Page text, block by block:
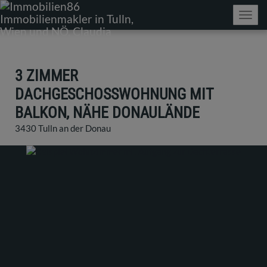
3 ZIMMER
DACHGESCHOSSWOHNUNG MIT
BALKON, NÄHE DONAULÄNDE
3430 Tulln an der Donau